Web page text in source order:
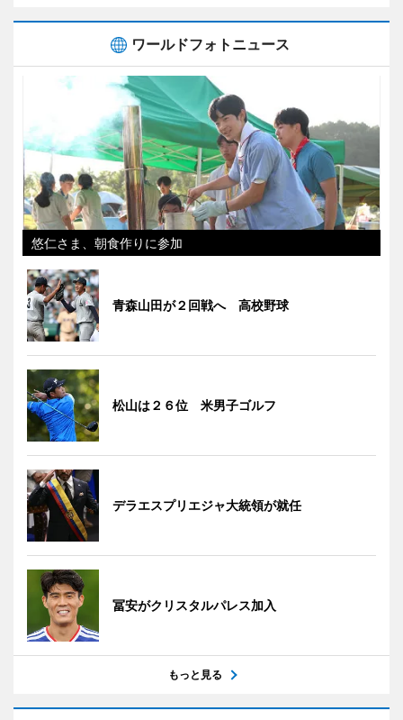
ワールドフォトニュース
悠仁さま、朝食作りに参加
青森山田が２回戦へ 高校野球
松山は２６位 米男子ゴルフ
デラエスプリエジャ大統領が就任
冨安がクリスタルパレス加入
もっと見る